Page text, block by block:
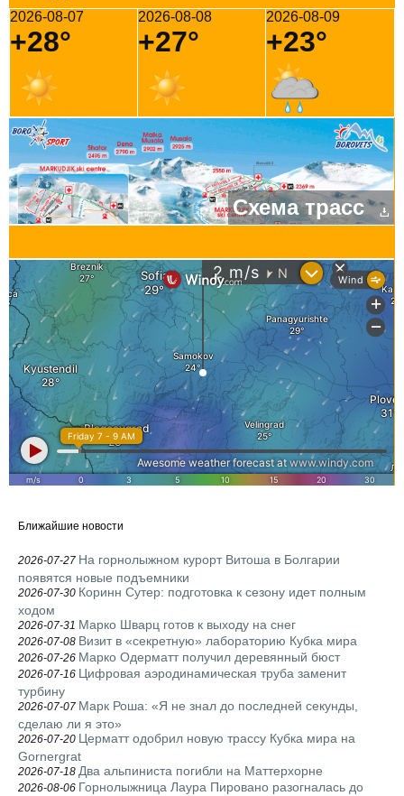
2026-08-07
+28°
2026-08-08
+27°
2026-08-09
+23°
Схема трасс
Ближайшие новости
2026-07-27 На горнолыжном курорт Витоша в Болгарии
появятся новые подъемники
2026-07-30 Коринн Сутер: подготовка к сезону идет полным
ходом
2026-07-31 Марко Шварц готов к выходу на снег
2026-07-08 Визит в «секретную» лабораторию Кубка мира
2026-07-26 Марко Одерматт получил деревянный бюст
2026-07-16 Цифровая аэродинамическая труба заменит
турбину
2026-07-07 Марк Роша: «Я не знал до последней секунды,
сделаю ли я это»
2026-07-20 Церматт одобрил новую трассу Кубка мира на
Gornergrat
2026-07-18 Два альпиниста погибли на Маттерхорне
2026-08-06 Горнолыжница Лаура Пировано разогналась до